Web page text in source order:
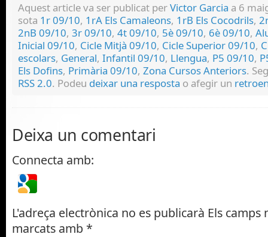
Aquest article va ser publicat perVictor Garcia a 6
sota 1r 09/10, 1rA Els Camaleons, 1rB Els Cocodrils,
2nB 09/10, 3r 09/10, 4t 09/10, 5è 09/10, 6è 09/10,
Inicial 09/10, Cicle Mitjà 09/10, Cicle Superior 09/10,
escolars, General, Infantil 09/10, Llengua, P5 09/10,
Els Dofins, Primària 09/10, Zona Cursos Anteriors.
RSS 2.0. Podeu deixar una resposta o afegir un
Deixa un comentari
Connecta amb:
L'adreça electrònica no es publicarà Els camps
marcats amb *